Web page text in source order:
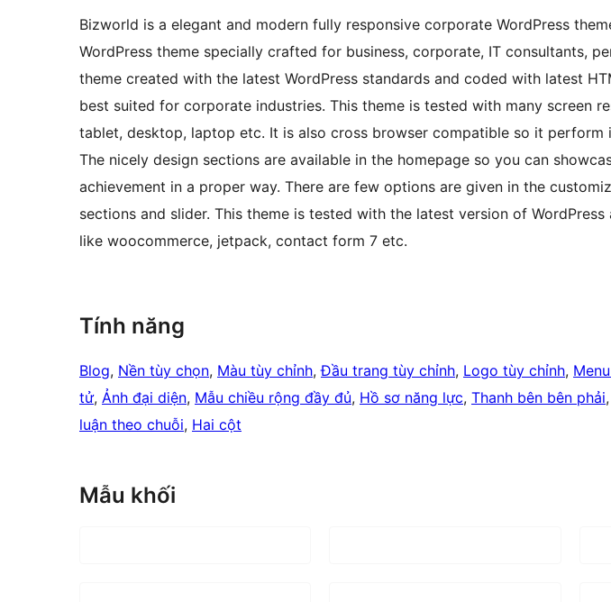
Bizworld is a elegant and modern fully responsive corporate WordPress
WordPress theme specially crafted for business, corporate, IT consultants,
theme created with the latest WordPress standards and coded with latest
best suited for corporate industries. This theme is tested with many screen
tablet, desktop, laptop etc. It is also cross browser compatible so it perform
The nicely design sections are available in the homepage so you can
achievement in a proper way. There are few options are given in the
sections and slider. This theme is tested with the latest version of
like woocommerce, jetpack, contact form 7 etc.
Tính năng
Blog, Nền tùy chọn, Màu tùy chỉnh, Đầu trang tùy chỉnh, Logo tùy chỉnh,
tử, Ảnh đại diện, Mẫu chiều rộng đầy đủ, Hồ sơ năng lực, Thanh bên bên phải,
luận theo chuỗi, Hai cột
Mẫu khối